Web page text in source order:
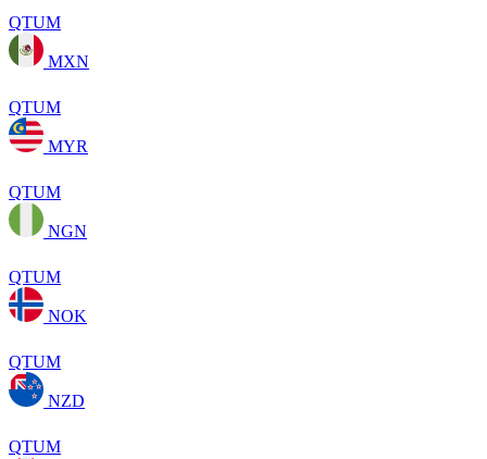
QTUM
MXN
QTUM
MYR
QTUM
NGN
QTUM
NOK
QTUM
NZD
QTUM